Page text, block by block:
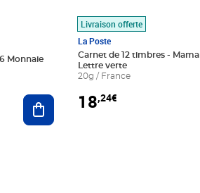
Monnaie
Ajouter au panier
Livraison offerte
La Poste
Carnet de 12 timbres -
Lettre verte
20g / France
18,24€